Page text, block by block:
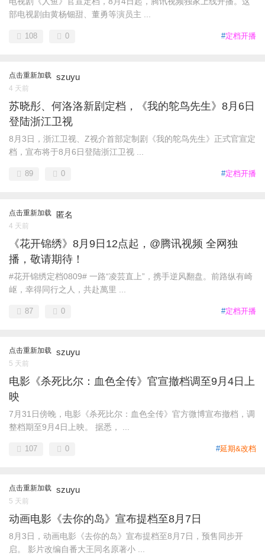
部电视剧由黄杨钿甜、董勇等演员主 ...
#定档开播
108 0
点击重新加载 szuyu
4 天前
苏晓彤、何洛洛新剧定档，《我的鸵鸟先生》8月6日
登陆浙江卫视
8月3日，浙江卫视、Z视介首部定制剧《我的鸵鸟先生》正式官宣定
档，宣布将于8月6日登陆浙江卫视 ...
#定档开播
89 0
点击重新加载 匿名
4 天前
《花开锦绣》8月9日12点起，@腾讯视频 全网独
播，敬请期待！
#花开锦绣定档0809# 一路“凌芸直上”，携手逆风翻盘。前路纵有崎
岖，幸得同行之人，共赴萬里 ...
#定档开播
87 0
点击重新加载 szuyu
5 天前
电影《杀死比尔：血色全传》官宣撤档调至9月4日上
映
7月31日傍晚，电影《杀死比尔：血色全传》官方微博宣布撤档，调
整档期至9月4日上映。 据悉， ...
#延期&改档
107 0
点击重新加载 szuyu
5 天前
动画电影《去你的岛》宣布提档至8月7日
8月3日，动画电影《去你的岛》宣布提档至8月7日，预售同步开
启。 影片改编自番大王同名原著小 ...